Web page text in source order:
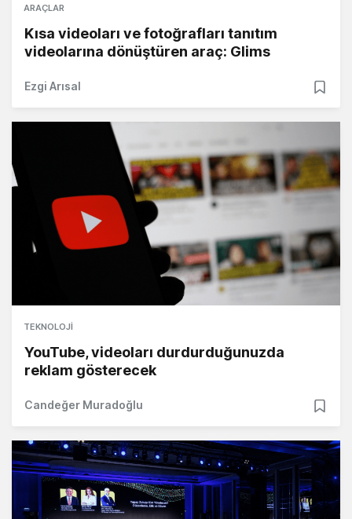
ARAÇLAR
Kısa videoları ve fotoğrafları tanıtım
videolarına dönüştüren araç: Glims
Ezgi Arısal
TEKNOLOJI
YouTube, videoları durdurduğunuzda
reklam gösterecek
Candeğer Muradoğlu